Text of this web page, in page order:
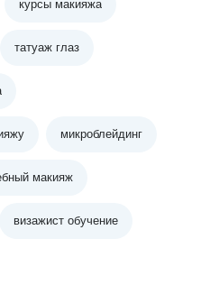
курсы макияжа
татуаж глаз
микроблейдинг
макияж
визажист обучение